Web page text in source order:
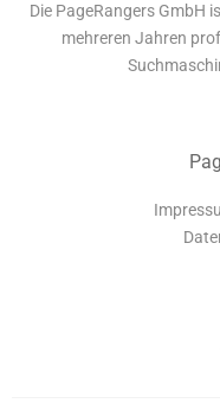
Die PageRangers GmbH
mehreren Jahren